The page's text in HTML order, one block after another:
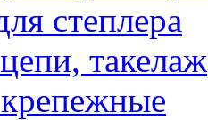
степлера
такелаж